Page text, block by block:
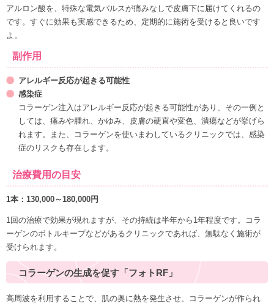
アルロン酸を、特殊な電気パルスが痛みなしで皮膚下に届けてくれるの
です。すぐに効果も実感できるため、定期的に施術を受けると良いです
よ。
副作用
アレルギー反応が起きる可能性
感染症
コラーゲン注入はアレルギー反応が起きる可能性があり、その一例と
しては、痛みや腫れ、かゆみ、皮膚の硬直や変色、潰瘍などが挙げら
れます。また、コラーゲンを使いまわしているクリニックでは、感染
症のリスクも存在します。
治療費用の目安
1本：130,000～180,000円
1回の治療で効果が現れますが、その持続は半年から1年程度です。コラ
ーゲンのボトルキープなどがあるクリニックであれば、無駄なく施術が
受けられます。
コラーゲンの生成を促す「フォトRF」
高周波を利用することで、肌の奥に熱を発生させ、
コラーゲンが作られ